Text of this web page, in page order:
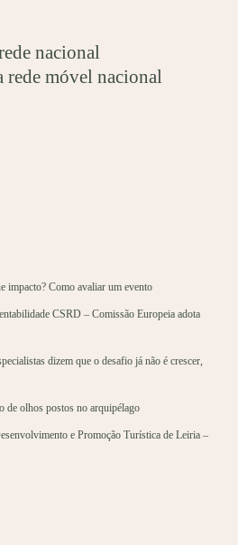
nacional
rede móvel nacional
impacto? Como avaliar um evento
CSRD – Comissão Europeia adota
dizem que o desafio já não é crescer,
de olhos postos no arquipélago
e Promoção Turística de Leiria –